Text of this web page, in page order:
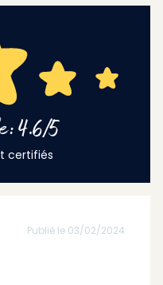
Publié le 03/02/2024
4.6/5
certifiés